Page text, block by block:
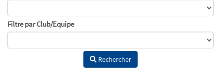
Filtre par Club/Equipe
Rechercher